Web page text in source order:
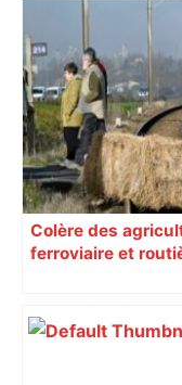
Colère des
ferroviaire et